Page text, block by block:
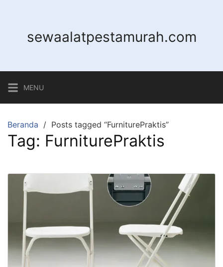
sewaalatpestamurah.com
MENU
Beranda Posts tagged “FurniturePraktis”
Tag: FurniturePraktis